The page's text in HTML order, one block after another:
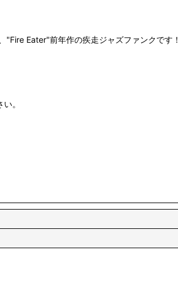
Eater"前年作の疾走ジャズファンクです！
。